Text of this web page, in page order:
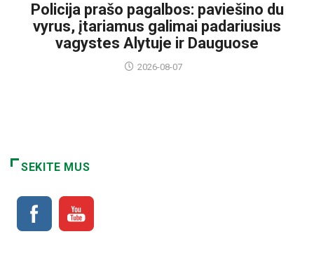
Policija prašo pagalbos: paviešino du
vyrus, įtariamus galimai padariusius
vagystes Alytuje ir Dauguose
2026-08-07
SEKITE MUS